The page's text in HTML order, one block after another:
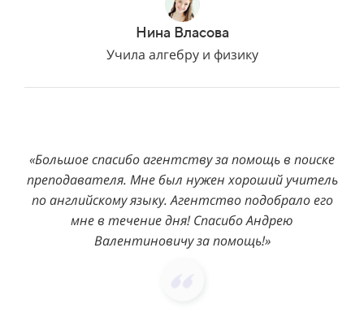
Нина Власова
Учила алгебру и физику
«Большое спасибо агентству за помощь в поиске
преподавателя. Мне был нужен хороший учитель
по английскому языку. Агентство подобрало его
мне в течение дня! Спасибо Андрею
Валентиновичу за помощь!»